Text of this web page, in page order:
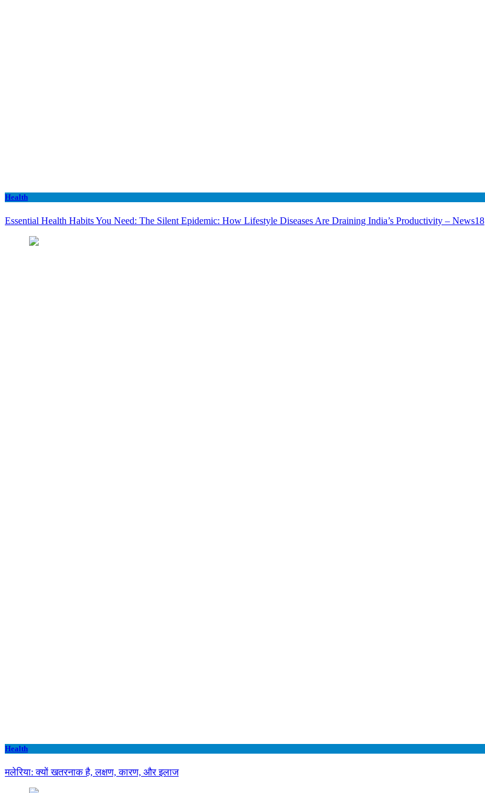
Health
Essential Health Habits You Need: The Silent Epidemic: How Lifestyle Diseases Are Draining India’s Productivity – News18
Health
मलेरिया: क्यों खतरनाक है, लक्षण, कारण, और इलाज